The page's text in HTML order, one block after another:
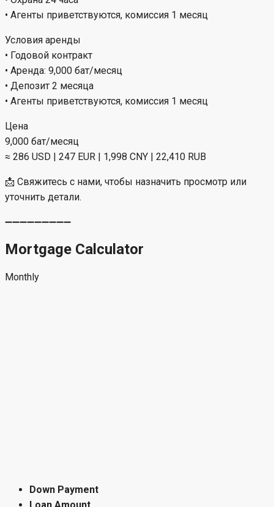
• Агенты приветствуются, комиссия 1 месяц
Условия аренды
• Годовой контракт
• Аренда: 9,000 бат/месяц
• Депозит 2 месяца
• Агенты приветствуются, комиссия 1 месяц
Цена
9,000 бат/месяц
≈ 286 USD | 247 EUR | 1,998 CNY | 22,410 RUB
📩 Свяжитесь с нами, чтобы назначить просмотр или
уточнить детали.
➖➖➖➖➖➖➖➖➖
Mortgage Calculator
Monthly
Down Payment